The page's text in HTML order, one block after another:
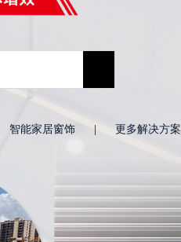
智能家居窗饰 更多解决方案